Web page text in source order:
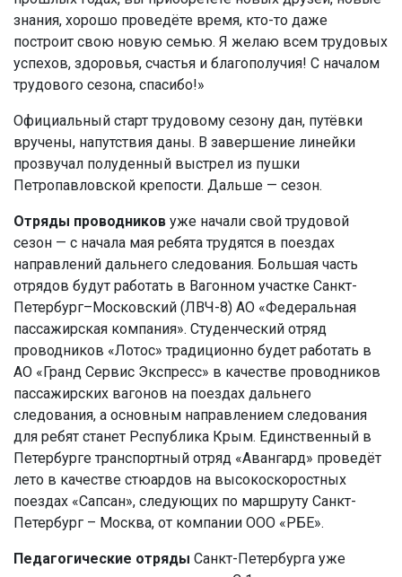
знания, хорошо проведёте время, кто-то даже
построит свою новую семью. Я желаю всем трудовых
успехов, здоровья, счастья и благополучия! С началом
трудового сезона, спасибо!»
Официальный старт трудовому сезону дан, путёвки
вручены, напутствия даны. В завершение линейки
прозвучал полуденный выстрел из пушки
Петропавловской крепости. Дальше — сезон.
Отряды проводников уже начали свой трудовой
сезон — с начала мая ребята трудятся в поездах
направлений дальнего следования. Большая часть
отрядов будут работать в Вагонном участке Санкт-
Петербург–Московский (ЛВЧ-8) АО «Федеральная
пассажирская компания». Студенческий отряд
проводников «Лотос» традиционно будет работать в
АО «Гранд Сервис Экспресс» в качестве проводников
пассажирских вагонов на поездах дальнего
следования, а основным направлением следования
для ребят станет Республика Крым. Единственный в
Петербурге транспортный отряд «Авангард» проведёт
лето в качестве стюардов на высокоскоростных
поездах «Сапсан», следующих по маршруту Санкт-
Петербург – Москва, от компании ООО «РБЕ».
Педагогические отряды Санкт-Петербурга уже